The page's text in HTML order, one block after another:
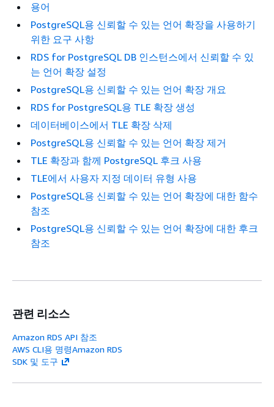
용어
PostgreSQL용 신뢰할 수 있는 언어 확장을 사용하기
위한 요구 사항
RDS for PostgreSQL DB 인스턴스에서 신뢰할 수 있
는 언어 확장 설정
PostgreSQL용 신뢰할 수 있는 언어 확장 개요
RDS for PostgreSQL용 TLE 확장 생성
데이터베이스에서 TLE 확장 삭제
PostgreSQL용 신뢰할 수 있는 언어 확장 제거
TLE 확장과 함께 PostgreSQL 후크 사용
TLE에서 사용자 지정 데이터 유형 사용
PostgreSQL용 신뢰할 수 있는 언어 확장에 대한 함수
참조
PostgreSQL용 신뢰할 수 있는 언어 확장에 대한 후크
참조
관련 리소스
Amazon RDS API 참조
AWS CLI용 명령Amazon RDS
SDK 및 도구